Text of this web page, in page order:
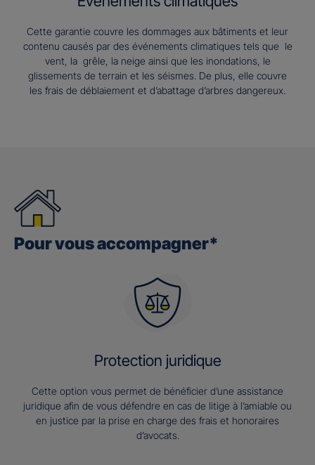
Cette garantie couvre les dommages aux bâtiments et leur
contenu causés par des événements climatiques tels que le
vent, la grêle, la neige ainsi que les inondations, le
glissements de terrain et les séismes. De plus, elle couvre
les frais de déblaiement et d’abattage d’arbres dangereux.
Pour vous accompagner*
Protection juridique
Cette option vous permet de bénéficier d’une assistance
juridique afin de vous défendre en cas de litige à l’amiable ou
en justice par la prise en charge des frais et honoraires
d’avocats.